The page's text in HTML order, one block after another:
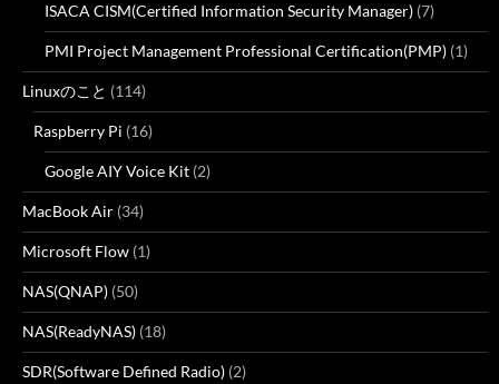
ISACA CISM(Certified Information Security Manager) (7)
PMI Project Management Professional Certification(PMP) (1)
Linuxのこと (114)
Raspberry Pi (16)
Google AIY Voice Kit (2)
MacBook Air (34)
Microsoft Flow (1)
NAS(QNAP) (50)
NAS(ReadyNAS) (18)
SDR(Software Defined Radio) (2)